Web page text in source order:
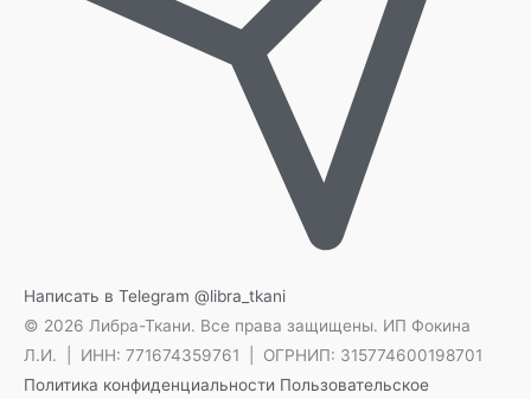
Написать в Telegram @libra_tkani
© 2026 Либра-Ткани. Все права защищены. ИП Фокина
Л.И. | ИНН: 771674359761 | ОГРНИП: 315774600198701
Политика конфиденциальности Пользовательское